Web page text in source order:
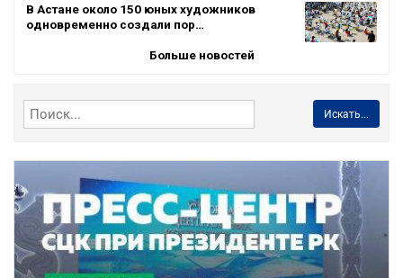
В Астане около 150 юных художников
одновременно создали пор…
Больше новостей
Искать...